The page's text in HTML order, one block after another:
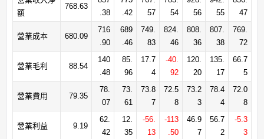
額
768.63
.38
.42
57
54
56
55
47
營業成本 680.09
716
.90
689
.46
749.
83
824.
46
808.
36
807.
38
769.
72
營業毛利 88.54
140
.48
85.
96
17.7
4
-40.
92
120.
20
135.
17
66.7
5
營業費用 79.35
78.
07
73.
61
73.8
7
72.5
8
73.2
3
78.4
4
72.0
8
營業利益 9.19
62.
42
12.
35
-56.
13
-113
.50
46.9
7
56.7
2
-5.3
3